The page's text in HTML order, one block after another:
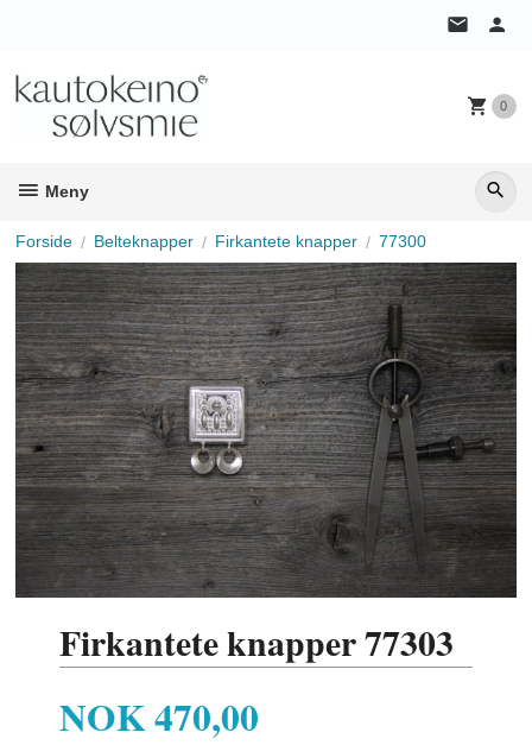
0
Meny
Forside Belteknapper Firkantete knapper 77300
Firkantete knapper 77303
Pris
NOK470,00